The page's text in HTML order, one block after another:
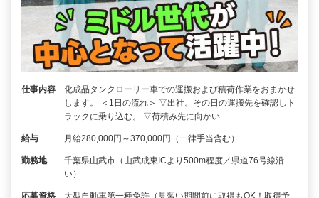
仕事内容
化成品タンクローリー車での運搬および積荷作業をおまかせ
します。 ＜1日の流れ＞ ▽出社。その日の運搬先を確認しト
ラックに乗り込む。 ▽荷積み先に向かい…
給与 月給280,000円～370,000円（一律手当含む）
勤務地
千葉県山武市（山武成東ICより500m程度／県道76号線沿
い）
応募資格 大型自動車第一種免許（見習い期間前に取得もOK！取得予